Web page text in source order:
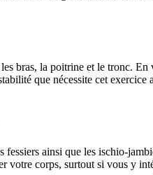
bras, la poitrine et le tronc.
que nécessite cet
fessiers ainsi que les ischio-
corps, surtout si vous y